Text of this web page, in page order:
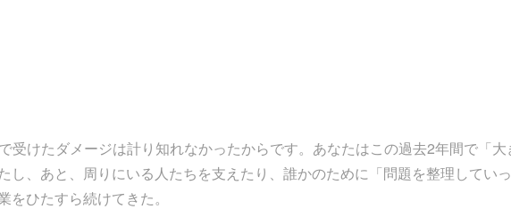
受けたダメージは計り知れなかったからです。あなたはこの過去2年間で「大
し、あと、周りにいる人たちを支えたり、誰かのために「問題を整理していっ
ひたすら続けてきた。